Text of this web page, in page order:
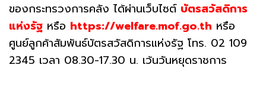
ของกระทรวงการคลัง ได้ผ่านเว็บไซต์ บัตรสวัสดิการ
แห่งรัฐ หรือ https://welfare.mof.go.th หรือ
ศูนย์ลูกค้าสัมพันธ์บัตรสวัสดิการแห่งรัฐ โทร. 02 109
2345 เวลา 08.30-17.30 น. เว้นวันหยุดราชการ